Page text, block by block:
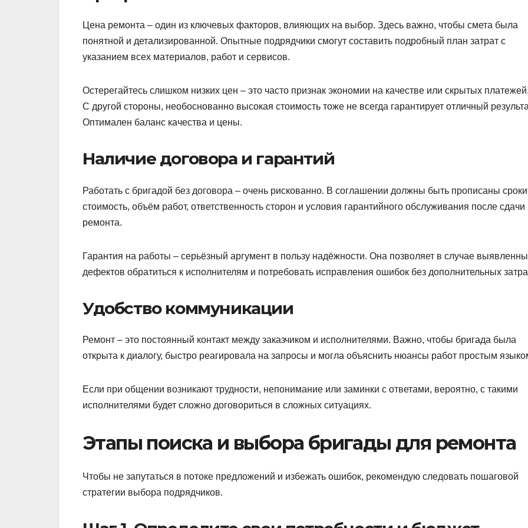
Цена ремонта – один из ключевых факторов, влияющих на выбор. Здесь важно, чтобы смета была
понятной и детализированной. Опытные подрядчики смогут составить подробный план затрат с
указанием всех материалов, работ и сервисов.
Остерегайтесь слишком низких цен – это часто признак экономии на качестве или скрытых платежей.
С другой стороны, необоснованно высокая стоимость тоже не всегда гарантирует отличный
Оптимален баланс качества и цены.
Наличие договора и гарантий
Работать с бригадой без договора – очень рискованно. В соглашении должны быть прописаны
стоимость, объём работ, ответственность сторон и условия гарантийного обслуживания после сдачи
ремонта.
Гарантия на работы – серьёзный аргумент в пользу надёжности. Она позволяет в случае
дефектов обратиться к исполнителям и потребовать исправления ошибок без дополнительных
Удобство коммуникации
Ремонт – это постоянный контакт между заказчиком и исполнителями. Важно, чтобы бригада была
открыта к диалогу, быстро реагировала на запросы и могла объяснить нюансы работ простым
Если при общении возникают трудности, непонимание или заминки с ответами, вероятно, с такими
исполнителями будет сложно договориться в сложных ситуациях.
Этапы поиска и выбора бригады для ремонта
Чтобы не запутаться в потоке предложений и избежать ошибок, рекомендую следовать пошаговой
стратегии выбора подрядчиков.